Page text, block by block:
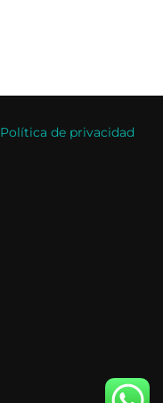
Política de privacidad